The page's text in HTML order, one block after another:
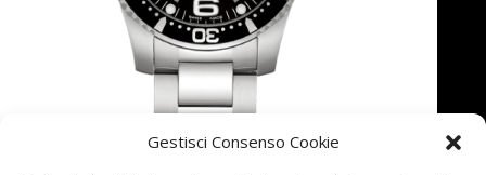
Gestisci Consenso Cookie